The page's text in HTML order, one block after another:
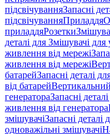
підсвічуванняЗапасні
підсвічуванняПриладдя
приладдяРозетки
деталі для Змішувачі
живлення від мережі
живлення від мережі
батарейЗапасні деталі
від батарей
генератораЗапасні
живлення від генератора
змішувачіЗапасні
одноважільні змішувачі